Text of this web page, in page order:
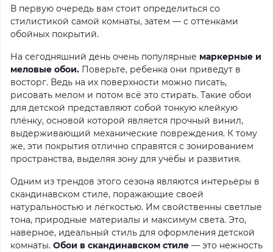
В первую очередь вам стоит определиться со
стилистикой самой комнаты, затем — с оттенками
обойных покрытий.
На сегодняшний день очень популярные маркерные и
меловые обои. Поверьте, ребенка они приведут в
восторг. Ведь на их поверхности можно писать,
рисовать мелом и потом всё это стирать. Такие обои
для детской представляют собой тонкую клейкую
плёнку, основой которой является прочный винил,
выдерживающий механические повреждения. К тому
же, эти покрытия отлично справятся с зонированием
пространства, выделяя зону для учёбы и развития.
Одним из трендов этого сезона являются интерьеры в
скандинавском стиле, поражающие своей
натуральностью и лёгкостью. Им свойственны светлые
тона, природные материалы и максимум света. Это,
наверное, идеальный стиль для оформления детской
комнаты. Обои в скандинавском стиле — это нежность